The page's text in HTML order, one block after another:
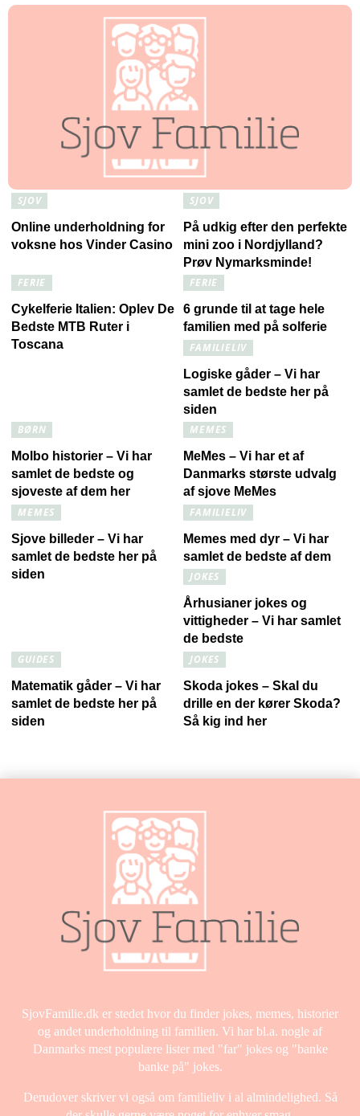
SJOV
Online underholdning for
voksne hos Vinder Casino
SJOV
På udkig efter den perfekte
mini zoo i Nordjylland?
Prøv Nymarksminde!
FERIE
Cykelferie Italien: Oplev De
Bedste MTB Ruter i
Toscana
FERIE
6 grunde til at tage hele
familien med på solferie
FAMILIELIV
Logiske gåder – Vi har
samlet de bedste her på
siden
BØRN
Molbo historier – Vi har
samlet de bedste og
sjoveste af dem her
MEMES
MeMes – Vi har et af
Danmarks største udvalg
af sjove MeMes
MEMES
Sjove billeder – Vi har
samlet de bedste her på
siden
FAMILIELIV
Memes med dyr – Vi har
samlet de bedste af dem
JOKES
Århusianer jokes og
vittigheder – Vi har samlet
de bedste
GUIDES
Matematik gåder – Vi har
samlet de bedste her på
siden
JOKES
Skoda jokes – Skal du
drille en der kører Skoda?
Så kig ind her
SjovFamilie.dk er stedet hvor du finder jokes, memes, historier
og andet underholdning til familien. Vi har bl.a. nogle af
Danmarks mest populære lister med "far" jokes og "banke
banke på" jokes.
Derudover skriver vi også om familieliv i al almindelighed. Så